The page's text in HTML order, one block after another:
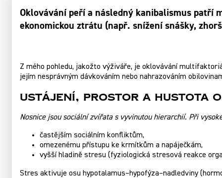
Oklovávání peří a následný kanibalismus patří
ekonomickou ztrátu (např. snížení snášky,
Z mého pohledu, jakožto výživáře, je oklovávání
jejím nesprávným dávkováním nebo nahrazováním
Ustájení, prostor a hustota
Nosnice jsou sociální zvířata s vyvinutou hierarchií. Při
častějším sociálním konfliktům,
omezenému přístupu ke krmítkům a napáječkám,
vyšší hladině stresu (fyziologická stresová reakce
Stres aktivuje osu hypotalamus–hypofýza–nadledviny